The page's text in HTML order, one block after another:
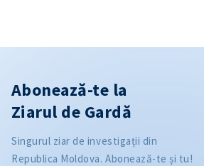
Abonează-te la
Ziarul de Gardă
Singurul ziar de investigații din
Republica Moldova. Abonează-te și tu!